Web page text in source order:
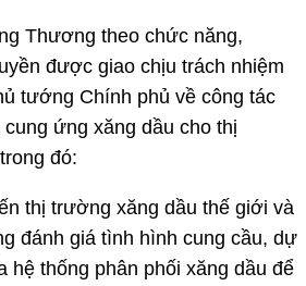
Thương theo chức năng,
được giao chịu trách nhiệm
tướng Chính phủ về công tác
ứng xăng dầu cho thị
đó:
thị trường xăng dầu thế giới và
đánh giá tình hình cung cầu, dự
hệ thống phân phối xăng dầu để